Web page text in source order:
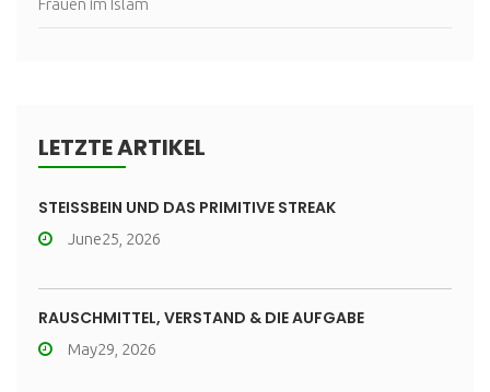
Frauen im Islam
LETZTE ARTIKEL
STEISSBEIN UND DAS PRIMITIVE STREAK
June25, 2026
RAUSCHMITTEL, VERSTAND & DIE AUFGABE
May29, 2026